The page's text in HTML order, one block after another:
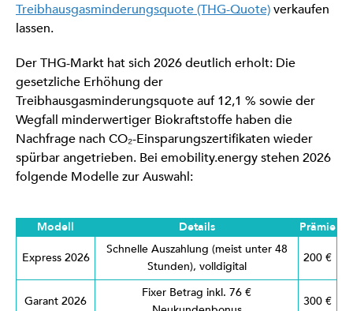
Treibhausgasminderungsquote (THG-Quote)verkaufen
lassen.
Der THG-Markt hat sich 2026 deutlich erholt: Die
gesetzliche Erhöhung der
Treibhausgasminderungsquote auf 12,1 % sowie der
Wegfall minderwertiger Biokraftstoffe haben die
Nachfrage nach CO₂-Einsparungszertifikaten wieder
spürbar angetrieben. Bei emobility.energy stehen 2026
folgende Modelle zur Auswahl:
Modell Details Prämie
Express 2026
Schnelle Auszahlung (meist unter 48
Stunden), volldigital
200 €
Garant 2026
Fixer Betrag inkl. 76 €
300 €